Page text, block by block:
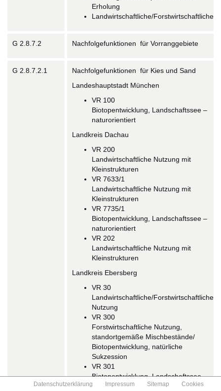
Erholung
Landwirtschaftliche/Forstwirtschaftliche
G 2.8.7.2 Nachfolgefunktionen für Vorranggebiete
G 2.8.7.2.1
Nachfolgefunktionen für Kies und Sand
Landeshauptstadt München
VR 100
Biotopentwicklung, Landschaftssee –
naturorientiert
Landkreis Dachau
VR 200
Landwirtschaftliche Nutzung mit
Kleinstrukturen
VR 7633/1
Landwirtschaftliche Nutzung mit
Kleinstrukturen
VR 7735/1
Biotopentwicklung, Landschaftssee –
naturorientiert
VR 202
Landwirtschaftliche Nutzung mit
Kleinstrukturen
Landkreis Ebersberg
VR 30
Landwirtschaftliche/Forstwirtschaftliche
Nutzung
VR 300
Forstwirtschaftliche Nutzung,
standortgemäße Mischbestände/
Biotopentwicklung, natürliche
Sukzession
VR 301
Biotopentwicklung, Landschaftssee –
naturorientiert/Biotopentwicklung,
Datenschutzerklärung Impressum Sitemap Cookies